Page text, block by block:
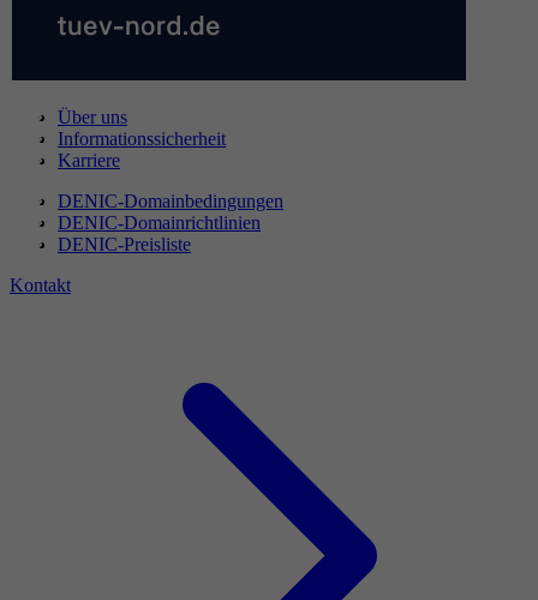
Über uns
Informationssicherheit
Karriere
DENIC-Domainbedingungen
DENIC-Domainrichtlinien
DENIC-Preisliste
Kontakt